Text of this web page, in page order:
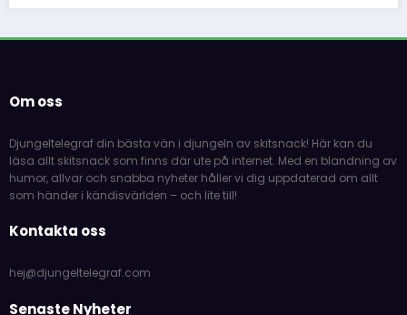
Om oss
Djungeltelegraf din bästa vän i djungeln av skitsnack! Här kan du
läsa allt skitsnack som finns där ute på internet. Med en blandning av
humor, allvar och snabba nyheter håller vi dig uppdaterad om allt
som händer i kändisvärlden – och lite till!
Kontakta oss
hej@djungeltelegraf.com
Senaste Nyheter